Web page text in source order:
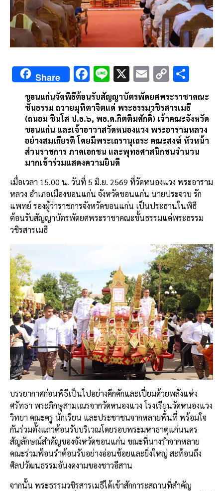
Share F
ac
e
b
o
o
k
Li
n
e
X E
m
ai
l
C
o
py
Li
n
k
h
ar
e
ขอนแก่นจัดพิธีต้อนรับสัญญาบัตรพัดยศพระราชาคณะ
ชั้นธรรม ถวายมุทิตาจิตแด่ พระธรรมวชิรสารเมธี
(ถนอม ชินโส ป.ธ.๖, พธ.ด.กิตติมศักดิ์) เจ้าคณะจังหวัด
ขอนแก่น และเจ้าอาวาสวัดหนองแวง พระอารามหลวง
อย่างสมเกียรติ โดยมีพระเถรานุเถระ คณะสงฆ์ หัวหน้า
ส่วนราชการ ภาคเอกชน และพุทธศาสนิกชนจำนวน
มากเข้าร่วมแสดงความยินดี
เมื่อเวลา 15.00 น. วันที่ 5 มิ.ย. 2569 ที่วัดหนองแวง พระอาราม
หลวง อำเภอเมืองขอนแก่น จังหวัดขอนแก่น นายประจวบ รัก
แพทย์ รองผู้ว่าราชการจังหวัดขอนแก่น เป็นประธานในพิธี
ต้อนรับสัญญาบัตรพัดยศพระราชาคณะชั้นธรรมแด่พระธรรม
วชิรสารเมธี
บรรยากาศก่อนพิธีเป็นไปอย่างคึกคักและเปี่ยมด้วยพลังแห่ง
ศรัทธา พระภิกษุสามเณรจากวัดหนองแวง โรงเรียนวัดหนองแวง
วิทยา คณะครู นักเรียน และประชาชนจากหลายพื้นที่ พร้อมใจ
กันร่วมตั้งแถวต้อนรับบริเวณโดยรอบพระมหาธาตุแก่นนคร
สัญลักษณ์สำคัญของจังหวัดขอนแก่น ขณะที่นางรำจากหลาย
คณะร่วมฟ้อนรำต้อนรับอย่างอ่อนช้อยและยิ่งใหญ่ สะท้อนถึง
ศิลปวัฒนธรรมอันงดงามของชาวอีสาน
จากนั้น พระธรรมวชิรสารเมธีได้เข้าสักการะสถานที่สำคัญ